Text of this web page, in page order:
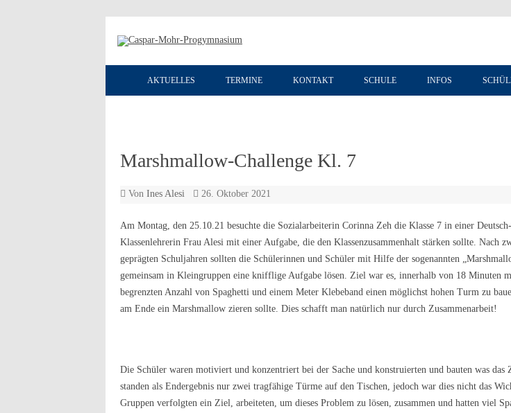
AKTUELLES TERMINE KONTAKT SCHULE INFOS
Marshmallow-Challenge Kl. 7
Von Ines Alesi 26. Oktober 2021
Am Montag, den 25.10.21 besuchte die Sozialarbeiterin Corinna Zeh die Klasse 7 in einer
Klassenlehrerin Frau Alesi mit einer Aufgabe, die den Klassenzusammenhalt stärken sollte. Nach
geprägten Schuljahren sollten die Schülerinnen und Schüler mit Hilfe der sogenannten
gemeinsam in Kleingruppen eine knifflige Aufgabe lösen. Ziel war es, innerhalb von 18 Minuten
begrenzten Anzahl von Spaghetti und einem Meter Klebeband einen möglichst hohen Turm zu
am Ende ein Marshmallow zieren sollte. Dies schafft man natürlich nur durch Zusammenarbeit!
Die Schüler waren motiviert und konzentriert bei der Sache und konstruierten und bauten was das
standen als Endergebnis nur zwei tragfähige Türme auf den Tischen, jedoch war dies nicht das
Gruppen verfolgten ein Ziel, arbeiteten, um dieses Problem zu lösen, zusammen und hatten viel